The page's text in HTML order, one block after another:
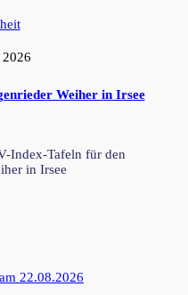
Weiher in Irsee
Index-Tafeln für den
in Irsee